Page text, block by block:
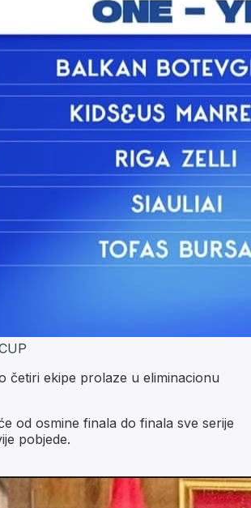
četiri ekipe prolaze u eliminacionu
od osmine finala do finala sve serije
pobjede.